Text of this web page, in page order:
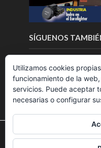
SÍGUENOS
Utilizamos cookies para
nuestra web.
Utilizamos cookies
funcionamiento de la
servicios. Puede aceptar
necesarias o configurar